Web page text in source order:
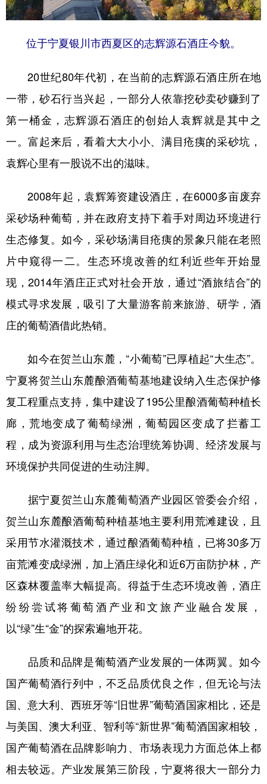
位于宁夏银川市西夏区的志辉源石酒庄今貌。
20世纪80年代初，在当前的志辉源石酒庄所在地
一带，砂石行当兴起，一部分人依靠挖砂卖砂赚到了
第一桶金，志辉源石酒庄的创始人袁辉就是其中之
一。富起来后，看着大大小小、满目疮痍的采砂坑，
袁辉心里有一股说不出的滋味。
2008年起，袁辉筹资建设酒庄，在6000多亩废弃
采砂场种葡萄，并在政府支持下着手对周边环境进行
生态修复。如今，采砂场满目疮痍的景象只能在老照
片中窥得一二。生态环境改善的红利近些年开始显
现，2014年酒庄正式对社会开放，通过“酒旅结合”的
模式寻求发展，吸引了大量游客前来旅游、研学，酒
庄的葡萄酒借此热销。
如今在贺兰山东麓，“小葡萄”已厚植起“大生态”。
宁夏将贺兰山东麓酿酒葡萄基地建设纳入生态保护修
复工程重点支持，集中建设了195公里酿酒葡萄种植长
廊，荒地变成了葡萄绿洲，葡萄园区变成了拦蓄工
程，成为资源利用与生态治理统筹协调、经济发展与
环境保护共同促进的生动注脚。
据宁夏贺兰山东麓葡萄酒产业园区管委会介绍，
贺兰山东麓酿酒葡萄种植基地主要利用荒滩建设，且
采用节水灌溉技术，通过酿酒葡萄种植，已将30多万
亩荒滩变成绿洲，加上酒庄绿化和近6万亩防护林，产
区森林覆盖率大幅提高。得益于生态环境改善，酒庄
纷纷尝试将葡萄酒产业和文旅产业融合发展，
以“绿”生“金”的探索遍地开花。
品质和品牌是葡萄酒产业发展的一体两翼。如今
国产葡萄酒行列中，不乏品质优良之作，但无论与法
国、意大利、西班牙等“旧世界”葡萄酒国家相比，还是
与美国、澳大利亚、智利等“新世界”葡萄酒国家相较，
国产葡萄酒在品牌影响力、市场表现力方面总体上都
相去较远。产业发展第三阶段，宁夏将很大一部分力